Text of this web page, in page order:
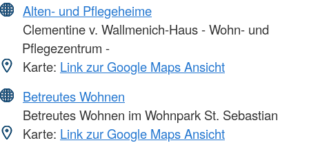
Alten- und Pflegeheime
Clementine v. Wallmenich-Haus - Wohn- und
Pflegezentrum -
Karte: Link zur Google Maps Ansicht
Betreutes Wohnen
Betreutes Wohnen im Wohnpark St. Sebastian
Karte: Link zur Google Maps Ansicht